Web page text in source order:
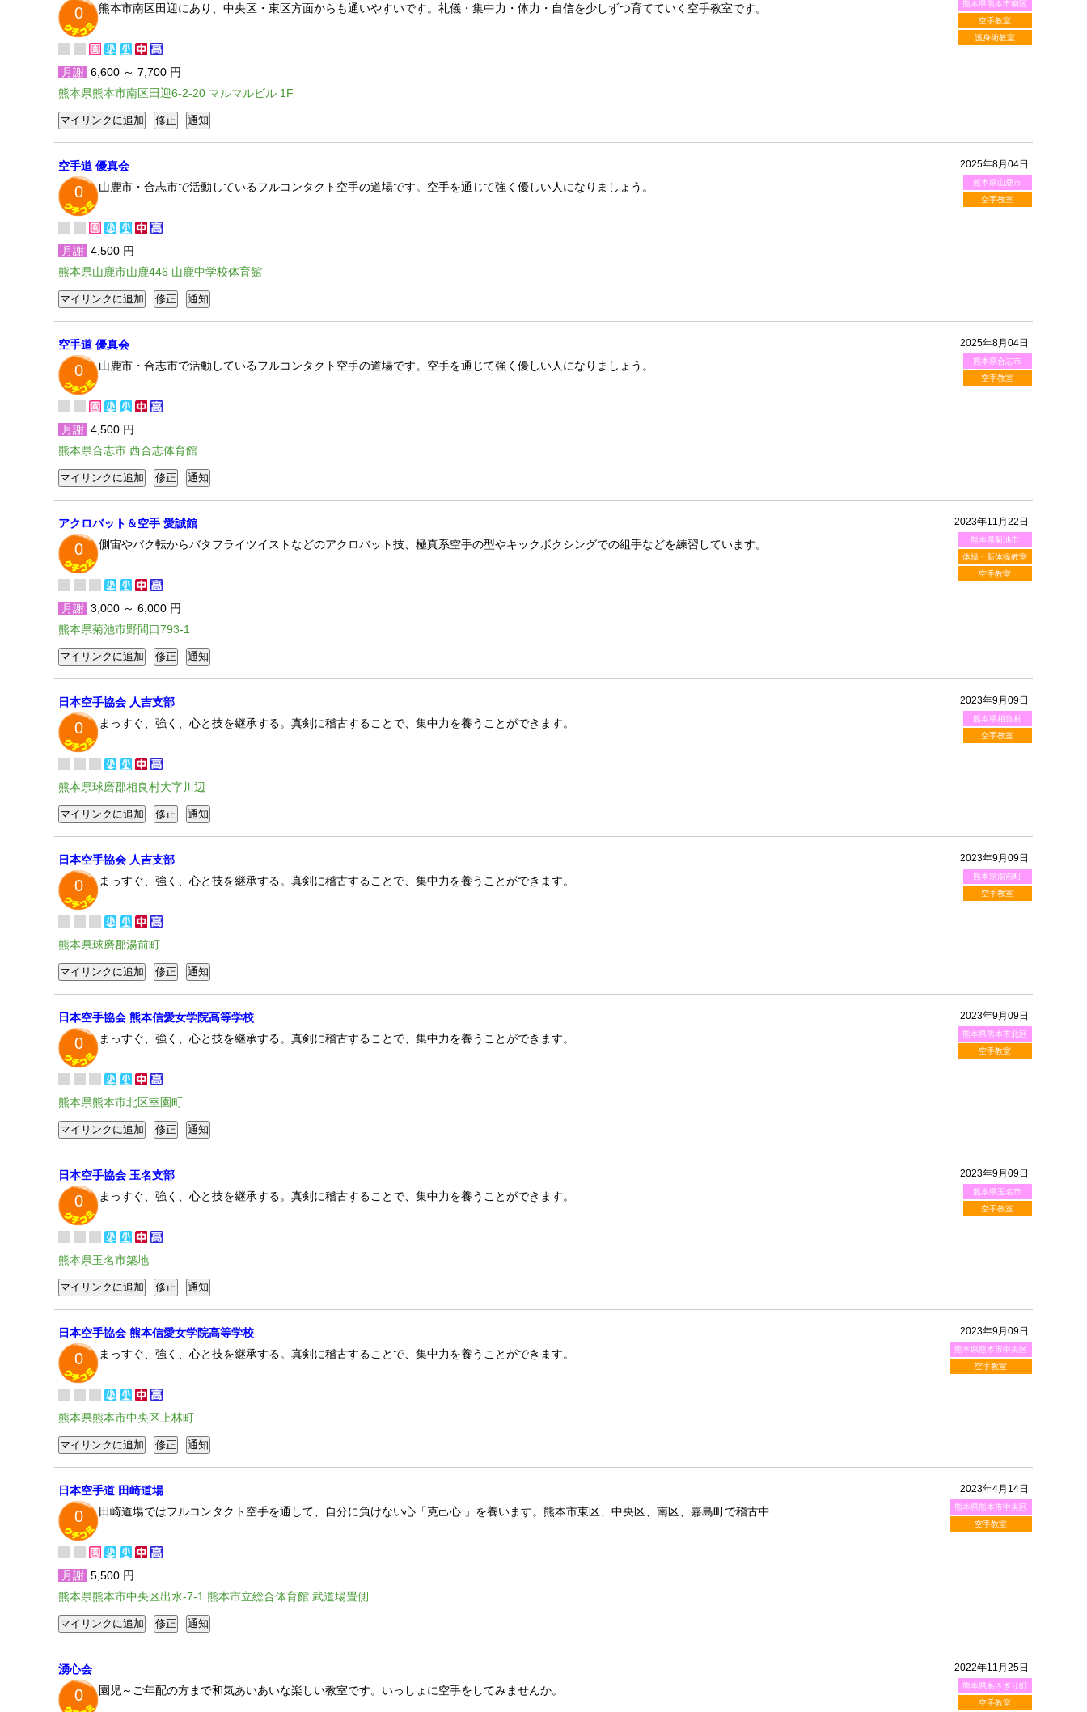
熊本県熊本市南区
空手教室
護身術教室
0 熊本市南区田迎にあり、中央区・東区方面からも通いやすいです。礼儀・集中力・体力・自信を少しずつ育てていく空手教室です。
月謝 6,600 ～ 7,700 円
熊本県熊本市南区田迎6-2-20 マルマルビル 1F
2025年8月04日
熊本県山鹿市
空手教室
空手道 優真会
0 山鹿市・合志市で活動しているフルコンタクト空手の道場です。空手を通じて強く優しい人になりましょう。
月謝 4,500 円
熊本県山鹿市山鹿446 山鹿中学校体育館
2025年8月04日
熊本県合志市
空手教室
空手道 優真会
0 山鹿市・合志市で活動しているフルコンタクト空手の道場です。空手を通じて強く優しい人になりましょう。
月謝 4,500 円
熊本県合志市 西合志体育館
2023年11月22日
熊本県菊池市
体操・新体操教室
空手教室
アクロバット＆空手 愛誠館
0 側宙やバク転からバタフライツイストなどのアクロバット技、極真系空手の型やキックボクシングでの組手などを練習しています。
月謝 3,000 ～ 6,000 円
熊本県菊池市野間口793-1
2023年9月09日
熊本県相良村
空手教室
日本空手協会 人吉支部
0 まっすぐ、強く、心と技を継承する。真剣に稽古することで、集中力を養うことができます。
熊本県球磨郡相良村大字川辺
2023年9月09日
熊本県湯前町
空手教室
日本空手協会 人吉支部
0 まっすぐ、強く、心と技を継承する。真剣に稽古することで、集中力を養うことができます。
熊本県球磨郡湯前町
2023年9月09日
熊本県熊本市北区
空手教室
日本空手協会 熊本信愛女学院高等学校
0 まっすぐ、強く、心と技を継承する。真剣に稽古することで、集中力を養うことができます。
熊本県熊本市北区室園町
2023年9月09日
熊本県玉名市
空手教室
日本空手協会 玉名支部
0 まっすぐ、強く、心と技を継承する。真剣に稽古することで、集中力を養うことができます。
熊本県玉名市築地
2023年9月09日
熊本県熊本市中央区
空手教室
日本空手協会 熊本信愛女学院高等学校
0 まっすぐ、強く、心と技を継承する。真剣に稽古することで、集中力を養うことができます。
熊本県熊本市中央区上林町
2023年4月14日
熊本県熊本市中央区
空手教室
日本空手道 田崎道場
0 田崎道場ではフルコンタクト空手を通して、自分に負けない心「克己心 」を養います。熊本市東区、中央区、南区、嘉島町で稽古中
月謝 5,500 円
熊本県熊本市中央区出水-7-1 熊本市立総合体育館 武道場畳側
2022年11月25日
熊本県あさぎり町
空手教室
湧心会
0 園児～ご年配の方まで和気あいあいな楽しい教室です。いっしょに空手をしてみませんか。